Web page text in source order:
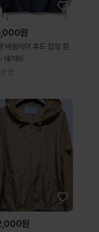
원
바람막이 후드 집업 점
네이비
전
원